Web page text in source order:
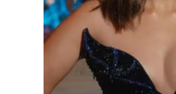
IND vs